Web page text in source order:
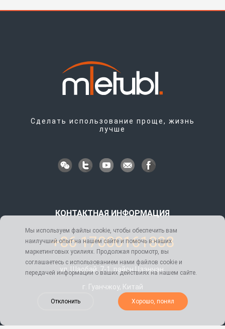
Сделать использование проще, жизнь
лучше
КОНТАКТНАЯ ИНФОРМАЦИЯ
+86 17000161888
ул. Шаобай, 7-1, район Цзэнчэн,
г. Гуанчжоу, Китай
Мы используем файлы cookie, чтобы обеспечить вам
наилучший опыт на нашем сайте и помочь в наших
маркетинговых усилиях. Продолжая просмотр, вы
соглашаетесь с использованием нами файлов cookie и
передачей информации о ваших действиях на нашем сайте.
Отклонить Хорошо, понял